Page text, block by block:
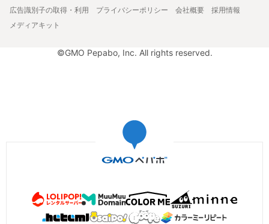
広告識別子の取得・利用
プライバシーポリシー 会社概要
採用情報
メディアキット
©GMO Pepabo, Inc. All rights reserved.